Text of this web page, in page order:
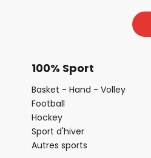
100% Sport
Basket - Hand - Volley
Football
Hockey
Sport d'hiver
Autres sports